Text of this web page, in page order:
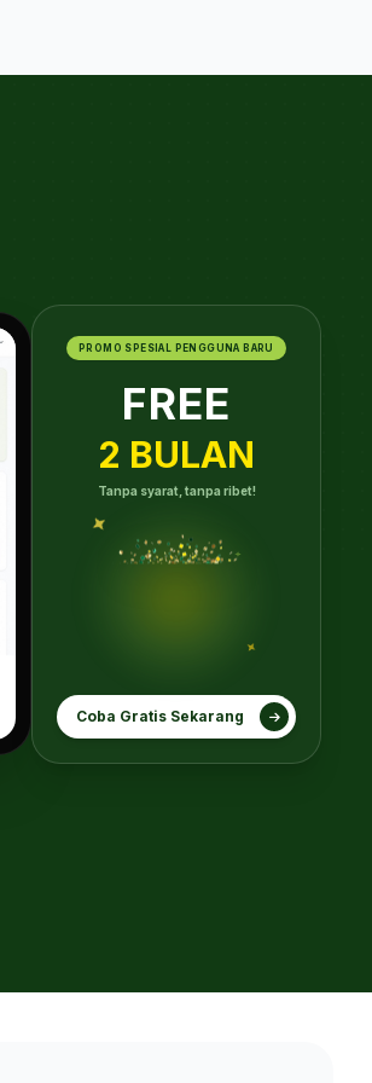
PROMO SPESIAL PENGGUNA BARU
FREE
2 BULAN
Tanpa syarat, tanpa ribet!
Coba Gratis Sekarang